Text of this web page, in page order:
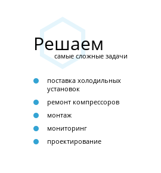
Решаем
самые сложные задачи
поставка холодильных
установок
ремонт компрессоров
монтаж
мониторинг
проектирование